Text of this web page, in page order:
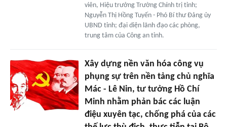
viên, Hiệu trưởng Trường Chính trị tỉnh;
Nguyễn Thị Hồng Tuyến - Phó Bí thư Đảng ủy
UBND tỉnh; đại diện lãnh đạo các phòng,
trung tâm của Công an tỉnh.
Xây dựng nền văn hóa công vụ
phụng sự trên nền tảng chủ nghĩa
Mác - Lê Nin, tư tưởng Hồ Chí
Minh nhằm phản bác các luận
điệu xuyên tạc, chống phá của các